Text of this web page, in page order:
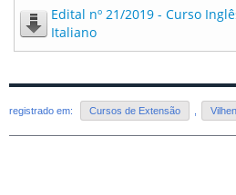
Edital nº 21/2019 - Curso
Italiano
registrado em: Cursos de Extensão ,